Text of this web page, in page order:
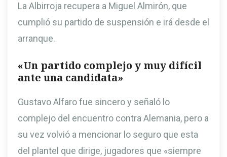
La Albirroja recupera a Miguel Almirón, que
cumplió su partido de suspensión e irá desde el
arranque.
«Un partido complejo y muy difícil
ante una candidata»
Gustavo Alfaro fue sincero y señaló lo
complejo del encuentro contra Alemania, pero a
su vez volvió a mencionar lo seguro que esta
del plantel que dirige, jugadores que «siempre